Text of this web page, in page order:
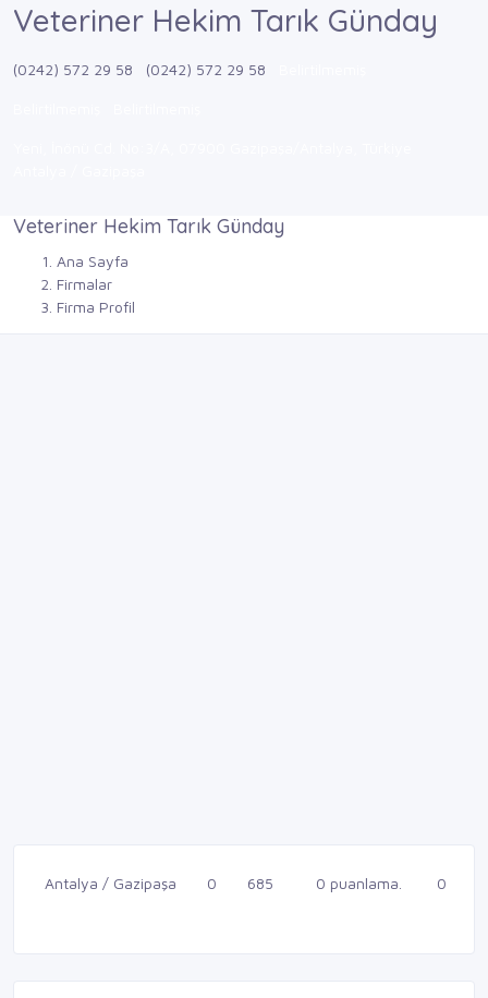
Veteriner Hekim Tarık Günday
(0242) 572 29 58 (0242) 572 29 58
Veteriner Hekim Tarık Günday
Ana Sayfa
Firmalar
Firma Profil
Antalya / Gazipaşa 0 685 0 puanlama. 0